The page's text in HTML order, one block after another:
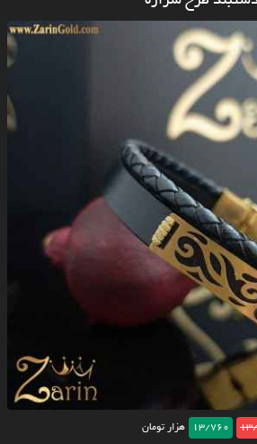
13/760 هزار تومان